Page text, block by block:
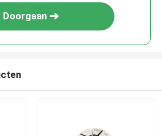
Doorgaan